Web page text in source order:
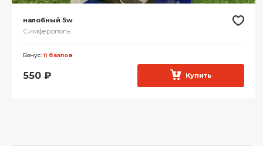
налобный 5w
Симферополь
Бонус:11 баллов
550 ₽ Купить